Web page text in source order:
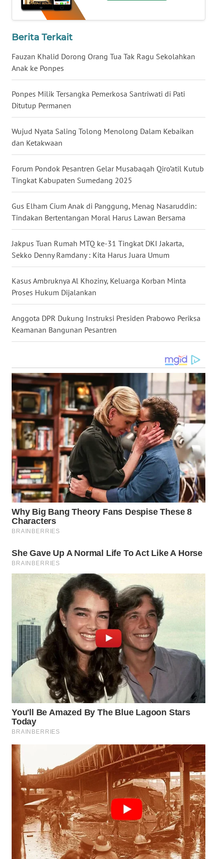
Berita Terkait
Fauzan Khalid Dorong Orang Tua Tak Ragu Sekolahkan
Anak ke Ponpes
Ponpes Milik Tersangka Pemerkosa Santriwati di Pati
Ditutup Permanen
Wujud Nyata Saling Tolong Menolong Dalam Kebaikan
dan Ketakwaan
Forum Pondok Pesantren Gelar Musabaqah Qiro’atil Kutub
Tingkat Kabupaten Sumedang 2025
Gus Elham Cium Anak di Panggung, Menag Nasaruddin:
Tindakan Bertentangan Moral Harus Lawan Bersama
Jakpus Tuan Rumah MTQ ke-31 Tingkat DKI Jakarta,
Sekko Denny Ramdany : Kita Harus Juara Umum
Kasus Ambruknya Al Khoziny, Keluarga Korban Minta
Proses Hukum Dijalankan
Anggota DPR Dukung Instruksi Presiden Prabowo Periksa
Keamanan Bangunan Pesantren
WN
WN
KALSEL
KALTIM
SULSEL
GORONTALO
SULUT
MALUKU
WN
MALUT
WN
DAIRI
WN
NIAS
WN
LANGKAT
WN
TAPANULI
SELATAN
WN
TANJUNG
LESUNG
WN
KARO
WN
SIMALUNGUN
WN
LABUHANBATU
WN
TAPANULI
WN DELI
SERDANG
TEBING
TINGGI
WN
PAKPAK
WN
KARAWANG